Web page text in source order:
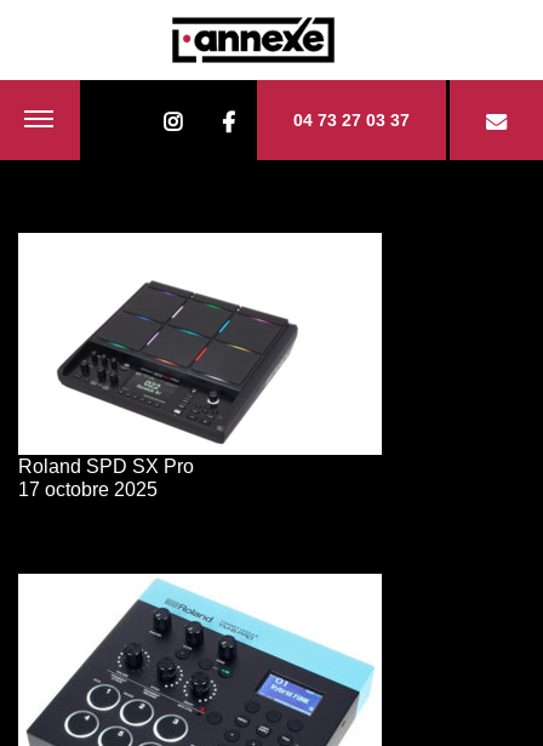
04 73 27 03 37
Roland SPD SX Pro
17 octobre 2025